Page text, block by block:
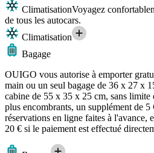
ClimatisationVoyagez
de tous les autocars.
Climatisation
Bagage
OUIGO vous autorise à emporter
main ou un seul bagage de 36 x 27 x
cabine de 55 x 35 x 25 cm, sans limite
plus encombrants, un supplément de
réservations en ligne faites à l'avance,
20 € si le paiement est effectué